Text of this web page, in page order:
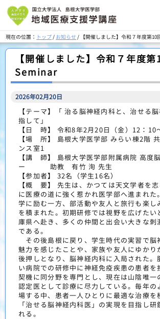
このページの本文へ
現在の位置： トップ/ お知らせ / 【開催しました】令和７年度第
【開催しました】令和７年度
Seminar
2026年02月20日
【テーマ】「 治る脳神経内科と、治せる
指して」
【日 時】 令和8年2月20日（金）12：10
【場 所】 島根大学医学部 みらい棟2階
ンス室1
【講 師】 島根大学医学部附属病院 高度
ー 助教 有竹 洵 先生
【参加者】 32名（学生16名）
【概 要】 先生は、かつては天文学者を
に医療の道に強く惹かれ医学部へ進まれた
学に励む一方、部活動や友人と旅行も楽し
を積まれた。初期研修では視野を広げたい
庫県へ赴き、多くの仲間と出会い大きな刺
である。
その後島根に戻り、学生時代の実習で脳
魅力を感じたことや、家族や友人にゆかり
後押しとなり、脳神経内科に入局された。
い病院での研修中に神経免疫疾患の患者を
契機に同分野を専門とし、現在は山陰唯一
認定医として診療に尽力している。毎年の
場する中、患者一人ひとりに最適な治療を
「治せる脳神経内科医」の実現を目指し研
れる。